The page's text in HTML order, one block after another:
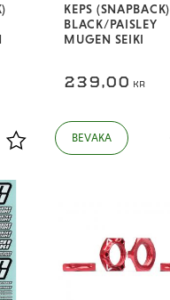
Lägg till i favoriter
KEPS (SNAPBACK)
BLACK/PAISLEY
MUGEN SEIKI
239,00 KR